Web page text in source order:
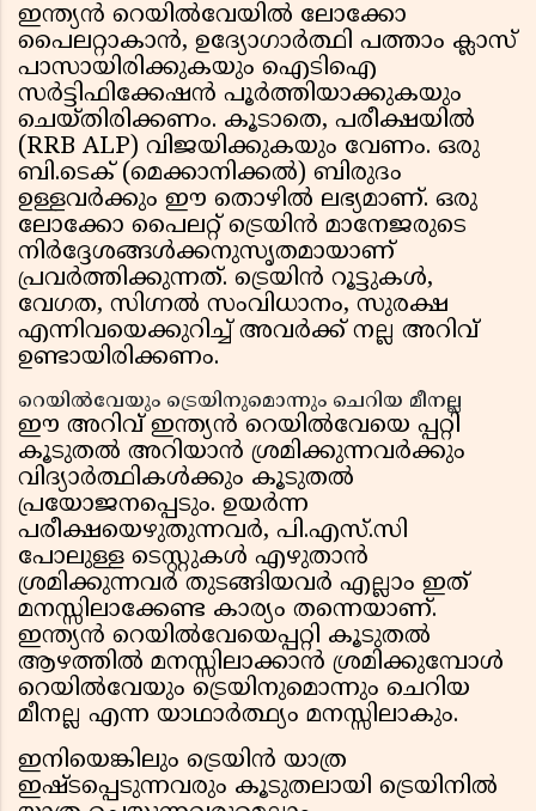
ഇന്ത്യൻ റെയിൽവേയിൽ ലോക്കോ
പൈലറ്റാകാൻ, ഉദ്യോഗാർത്ഥി പത്താം ക്ലാസ്
പാസായിരിക്കുകയും ഐടിഐ
സർട്ടിഫിക്കേഷൻ പൂർത്തിയാക്കുകയും
ചെയ്തിരിക്കണം. കൂടാതെ, പരീക്ഷയിൽ
(RRB ALP) വിജയിക്കുകയും വേണം. ഒരു
ബി.ടെക് (മെക്കാനിക്കൽ) ബിരുദം
ഉള്ളവർക്കും ഈ തൊഴിൽ ലഭ്യമാണ്. ഒരു
ലോക്കോ പൈലറ്റ് ട്രെയിൻ മാനേജരുടെ
നിർദ്ദേശങ്ങൾക്കനുസൃതമായാണ്
പ്രവർത്തിക്കുന്നത്. ട്രെയിൻ റൂട്ടുകൾ,
വേഗത, സിഗ്നൽ സംവിധാനം, സുരക്ഷ
എന്നിവയെക്കുറിച്ച് അവർക്ക് നല്ല അറിവ്
ഉണ്ടായിരിക്കണം.
റെയിൽവേയും ട്രെയിനുമൊന്നും ചെറിയ മീനല്ല
ഈ അറിവ് ഇന്ത്യൻ റെയിൽവേയെ പ്പറ്റി
കൂടുതൽ അറിയാൻ ശ്രമിക്കുന്നവർക്കും
വിദ്യാർത്ഥികൾക്കും കൂടുതൽ
പ്രയോജനപ്പെടും. ഉയർന്ന
പരീക്ഷയെഴുതുന്നവർ, പി.എസ്.സി
പോലുള്ള ടെസ്റ്റുകൾ എഴുതാൻ
ശ്രമിക്കുന്നവർ തുടങ്ങിയവർ എല്ലാം ഇത്
മനസ്സിലാക്കേണ്ട കാര്യം തന്നെയാണ്.
ഇന്ത്യൻ റെയിൽവേയെപ്പറ്റി കൂടുതൽ
ആഴത്തിൽ മനസ്സിലാക്കാൻ ശ്രമിക്കുമ്പോൾ
റെയിൽവേയും ട്രെയിനുമൊന്നും ചെറിയ
മീനല്ല എന്ന യാഥാർത്ഥ്യം മനസ്സിലാകും.
ഇനിയെങ്കിലും ട്രെയിൻ യാത്ര
ഇഷ്ടപ്പെടുന്നവരും കൂടുതലായി ട്രെയിനിൽ